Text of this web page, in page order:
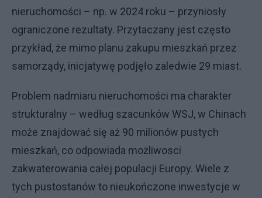
nieruchomości – np. w 2024 roku – przyniosły
ograniczone rezultaty. Przytaczany jest często
przykład, że mimo planu zakupu mieszkań przez
samorządy, inicjatywę podjęło zaledwie 29 miast.
Problem nadmiaru nieruchomości ma charakter
strukturalny – według szacunków WSJ, w Chinach
może znajdować się aż 90 milionów pustych
mieszkań, co odpowiada możliwosci
zakwaterowania całej populacji Europy. Wiele z
tych pustostanów to nieukończone inwestycje w